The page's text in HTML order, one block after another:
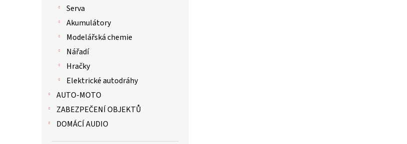
Serva
Akumulátory
Modelářská chemie
Nářadí
Hračky
Elektrické autodráhy
AUTO-MOTO
ZABEZPEČENÍ OBJEKTŮ
DOMÁCÍ AUDIO